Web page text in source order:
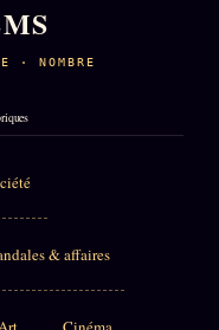
· NOMBRE
& affaires